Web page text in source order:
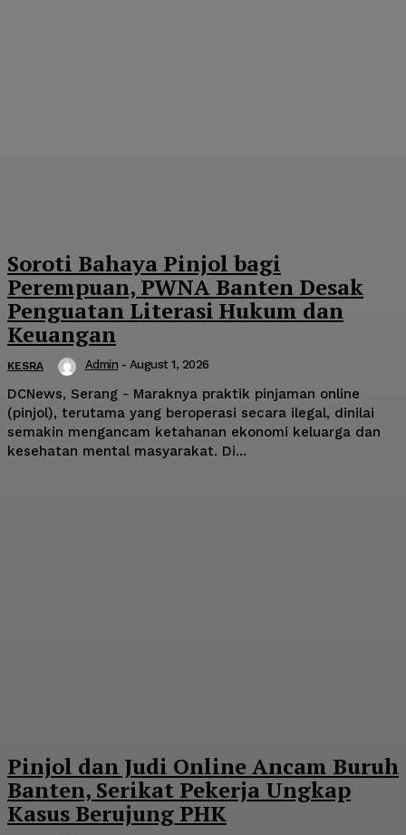
Soroti Bahaya Pinjol bagi
Perempuan, PWNA Banten Desak
Penguatan Literasi Hukum dan
Keuangan
KESRA Admin - August 1, 2026
DCNews, Serang - Maraknya praktik pinjaman online
(pinjol), terutama yang beroperasi secara ilegal, dinilai
semakin mengancam ketahanan ekonomi keluarga dan
kesehatan mental masyarakat. Di...
Pinjol dan Judi Online Ancam Buruh
Banten, Serikat Pekerja Ungkap
Kasus Berujung PHK